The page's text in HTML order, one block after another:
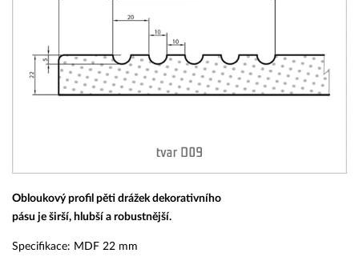
Obloukový profil pěti drážek dekorativního
pásu je širší, hlubší a robustnější.
Specifikace: MDF 22 mm